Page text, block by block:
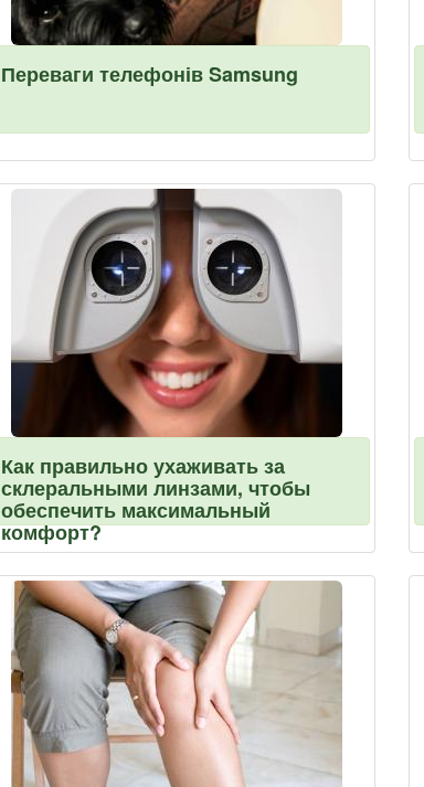
Переваги телефонів Samsung
Как правильно ухаживать за
склеральными линзами, чтобы
обеспечить максимальный
комфорт?